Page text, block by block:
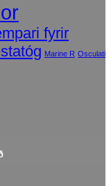
fyrir
Marine R Osculati